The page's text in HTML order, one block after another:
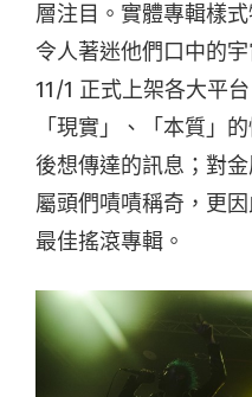
層注目。實體專輯樣
令人著迷他們口中的
11/1 正式上架各大平
「現實」、「本質」
後想傳達的訊息；對
屬頭們嘖嘖稱奇，更
最佳搖滾專輯。